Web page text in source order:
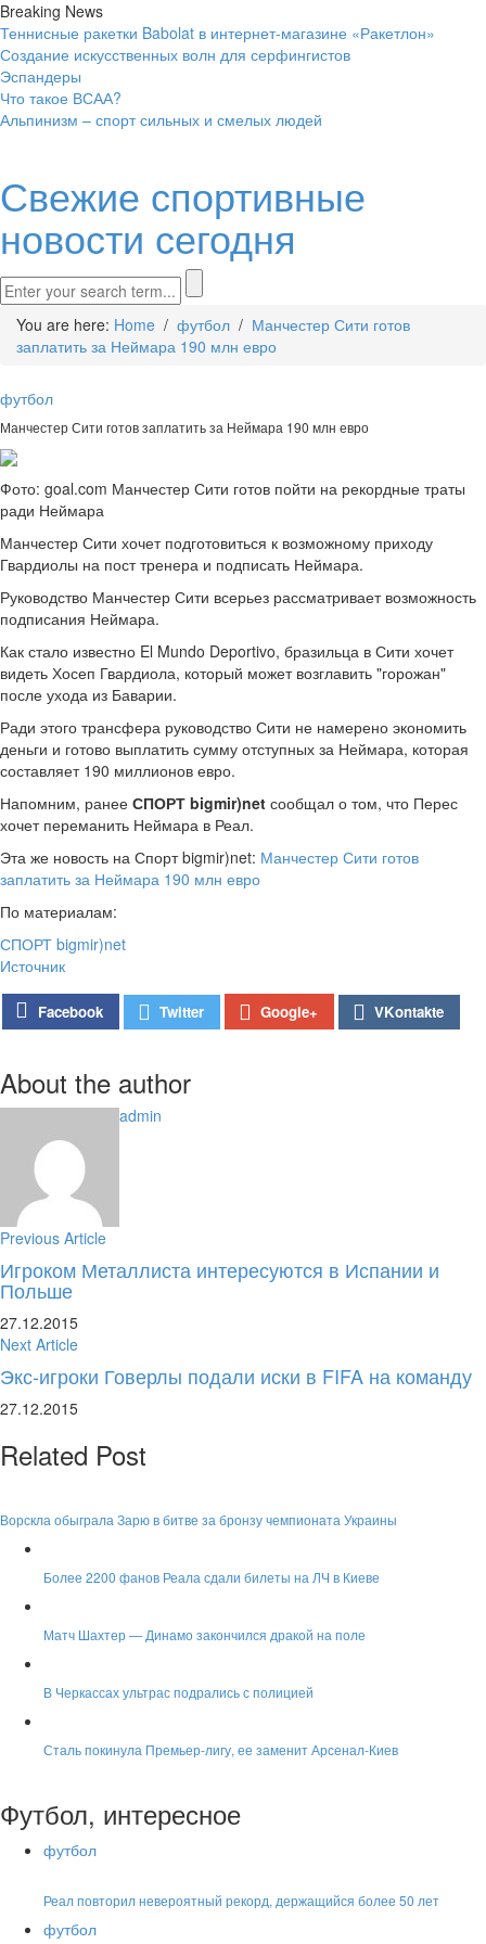
Breaking News
Теннисные ракетки Babolat в интернет-магазине «Ракетлон»
Создание искусственных волн для серфингистов
Эспандеры
Что такое ВСАА?
Альпинизм – спорт сильных и смелых людей
Свежие спортивные
новости сегодня
You are here: Home / футбол / Манчестер Сити готов
заплатить за Неймара 190 млн евро
футбол
Манчестер Сити готов заплатить за Неймара 190 млн евро
Фото: goal.com Манчестер Сити готов пойти на рекордные траты
ради Неймара
Манчестер Сити хочет подготовиться к возможному приходу
Гвардиолы на пост тренера и подписать Неймара.
Руководство Манчестер Сити всерьез рассматривает возможность
подписания Неймара.
Как стало известно El Mundo Deportivo, бразильца в Сити хочет
видеть Хосеп Гвардиола, который может возглавить "горожан"
после ухода из Баварии.
Ради этого трансфера руководство Сити не намерено экономить
деньги и готово выплатить сумму отступных за Неймара, которая
составляет 190 миллионов евро.
Напомним, ранее СПОРТ bigmir)net сообщал о том, что Перес
хочет переманить Неймара в Реал.
Эта же новость на Спорт bigmir)net: Манчестер Сити готов
заплатить за Неймара 190 млн евро
По материалам:
СПОРТ bigmir)net
Источник
Facebook Twitter Google+ VKontakte
About the author
admin
Previous Article
Игроком Металлиста интересуются в Испании и
Польше
27.12.2015
Next Article
Экс-игроки Говерлы подали иски в FIFA на команду
27.12.2015
Related Post
Ворскла обыграла Зарю в битве за бронзу чемпионата Украины
Более 2200 фанов Реала сдали билеты на ЛЧ в Киеве
Матч Шахтер — Динамо закончился дракой на поле
В Черкассах ультрас подрались с полицией
Сталь покинула Премьер-лигу, ее заменит Арсенал-Киев
Футбол, интересное
футбол
Реал повторил невероятный рекорд, держащийся более 50 лет
футбол